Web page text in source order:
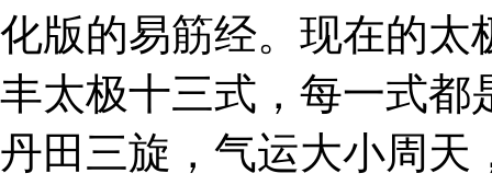
化版的易筋经。现在的太
丰太极十三式，每一式都
丹田三旋，气运大小周天